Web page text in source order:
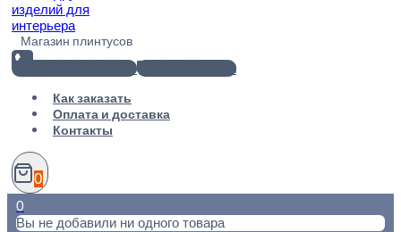
Магазин плинтусов
+7(812) 920-02-38
info@101metr.ru
Как заказать
Оплата и доставка
Контакты
0
0
Вы не добавили ни одного товара